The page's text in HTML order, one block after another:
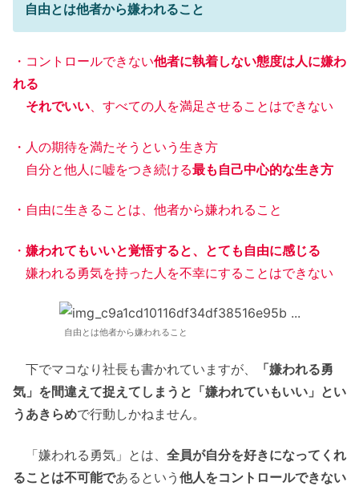
自由とは他者から嫌われること
・コントロールできない他者に執着しない態度は人に嫌わ
れる
それでいい、すべての人を満足させることはできない
・人の期待を満たそうという生き方
自分と他人に嘘をつき続ける最も自己中心的な生き方
・自由に生きることは、他者から嫌われること
・ 嫌われてもいいと覚悟すると、とても自由に感じる
嫌われる勇気を持った人を不幸にすることはできない
自由とは他者から嫌われること
下でマコなり社長も書かれていますが、
「嫌われる勇
気」を間違えて捉えてしまうと「嫌われていもいい」とい
うあきらめで行動しかねません。
「嫌われる勇気」とは、 全員が自分を好きになってくれ
ることは不可能であるという 他人をコントロールできない